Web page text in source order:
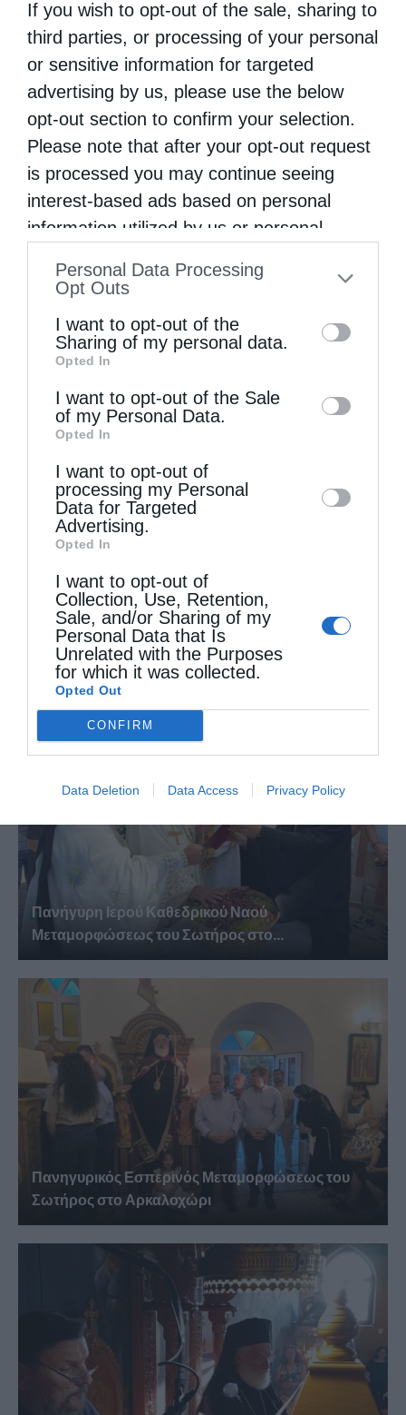
If you wish to opt-out of the sale, sharing to
third parties, or processing of your personal
or sensitive information for targeted
advertising by us, please use the below
opt-out section to confirm your selection.
Please note that after your opt-out request
is processed you may continue seeing
interest-based ads based on personal
information utilized by us or personal
to your opt-out. You may separately opt-out
information by third parties on the IAB’s list
of downstream participants. This
information may also be disclosed by us to
third parties on theIAB’s List of
Downstream Participants
disclose it to other third parties.
Personal Data Processing
Opt Outs
I want to opt-out of the
Sharing of my personal data.
Opted In
I want to opt-out of the Sale
of my Personal Data.
Opted In
I want to opt-out of
processing my Personal
Data for Targeted
Advertising.
Opted In
I want to opt-out of
Collection, Use, Retention,
Sale, and/or Sharing of my
Personal Data that Is
Unrelated with the Purposes
for which it was collected.
Opted Out
CONFIRM
Data Deletion Data Access Privacy Policy
στην Ιερά Μητρόπολη Τρίκκης
Επόμενο άρθρο
Μεθέορτος Εσπερινός και κτητορικό μνημόσυνο στην Ι.Μ
Αγίας Μαρίνας Βόνης
ΔΕΙΤΕ ΕΠΙΣΗΣ
μέλλον...
Κορίνθου Παύλος: Να γίνουμε μέτοχοι του φωτός
της...
Πανήγυρη Ιερού Καθεδρικού Ναού
Μεταμορφώσεως του Σωτήρος στο...
Πανηγυρικός Εσπερινός Μεταμορφώσεως του
Σωτήρος στο Αρκαλοχώρι